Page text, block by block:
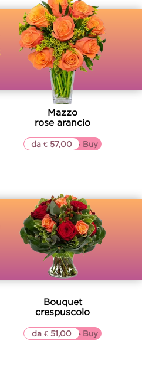
Mazzo
rose arancio
▷▷ Buy
da € 57,00
Bouquet
crespuscolo
▷▷ Buy
da € 51,00